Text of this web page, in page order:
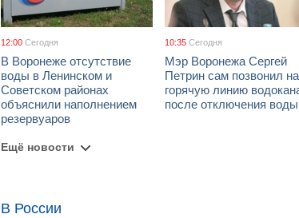
12:00 Сегодня
В Воронеже отсутствие
воды в Ленинском и
Советском районах
объяснили наполнением
резервуаров
10:35 Сегодня
Мэр Воронежа Сергей
Петрин сам позвонил на
горячую линию
после отключения воды
Ещё новости
В России